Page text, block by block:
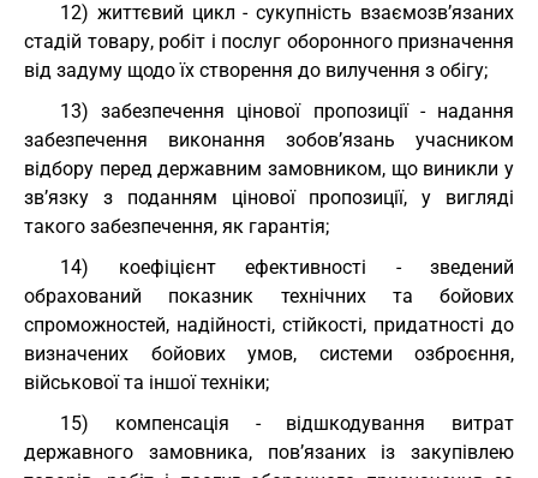
12) життєвий цикл - сукупність взаємозв’язаних
стадій товару, робіт і послуг оборонного призначення
від задуму щодо їх створення до вилучення з обігу;
13) забезпечення цінової пропозиції - надання
забезпечення виконання зобов’язань учасником
відбору перед державним замовником, що виникли у
зв’язку з поданням цінової пропозиції, у вигляді
такого забезпечення, як гарантія;
14) коефіцієнт ефективності - зведений
обрахований показник технічних та бойових
спроможностей, надійності, стійкості, придатності до
визначених бойових умов, системи озброєння,
військової та іншої техніки;
15) компенсація - відшкодування витрат
державного замовника, пов’язаних із закупівлею